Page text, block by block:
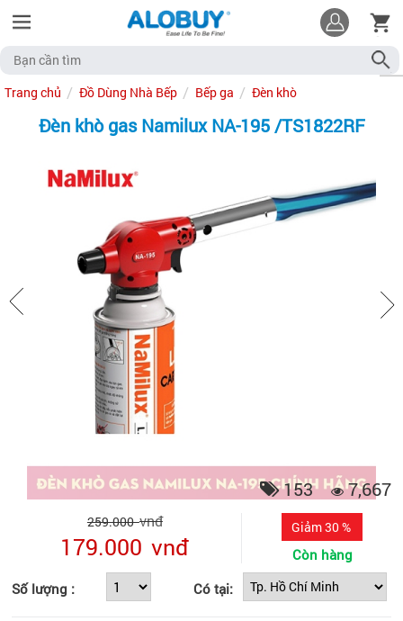
Trang chủ Đồ Dùng Nhà Bếp Bếp ga Đèn khò
Đèn khò gas Namilux NA-195 /TS1822RF
153 7,667
259.000vnđ
179.000 vnđ
Giảm 30 %
Còn hàng
Số lượng :
Có tại: